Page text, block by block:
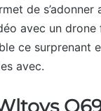
de s’adonner
avec un drone
ce surprenant
avec.